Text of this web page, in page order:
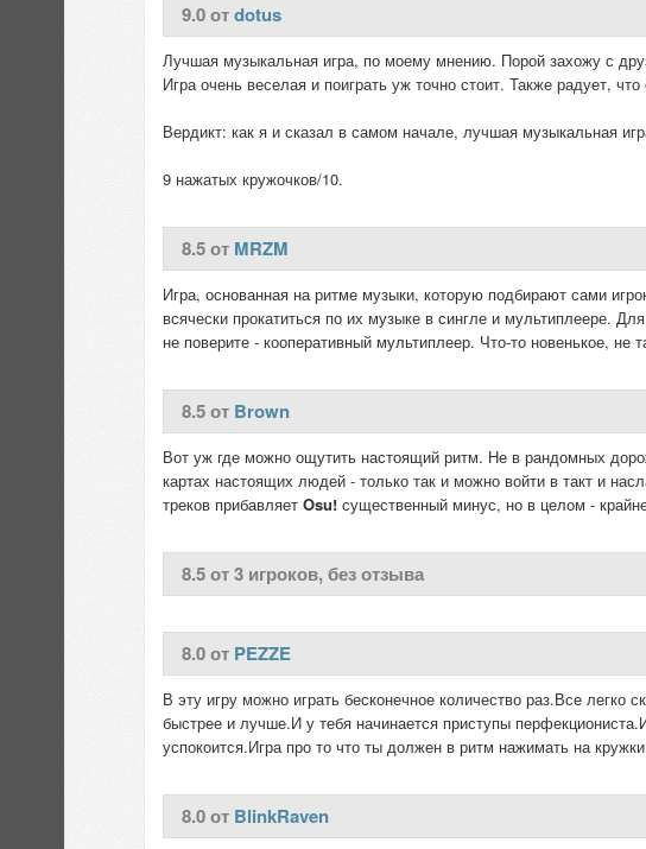
9.0 отdotus
Лучшая музыкальная игра, по моему мнению. Порой захожу с
Игра очень веселая и поиграть уж точно стоит. Также радует,
Вердикт: как я и сказал в самом начале, лучшая музыкальная
9 нажатых кружочков/10.
8.5 от MRZM
Игра, основанная на ритме музыки, которую подбирают сами
всячески прокатиться по их музыке в сингле и мультиплеере.
не поверите - кооперативный мультиплеер. Что-то новенькое, не
8.5 от Brown
Вот уж где можно ощутить настоящий ритм. Не в рандомных
картах настоящих людей - только так и можно войти в такт и
треков прибавляет Osu! существенный минус, но в целом -
8.5 от 3 игроков, без отзыва
8.0 от PEZZE
В эту игру можно играть бесконечное количество раз.Все легко
быстрее и лучше.И у тебя начинается приступы
успокоится.Игра про то что ты должен в ритм нажимать на
8.0 от BlinkRaven